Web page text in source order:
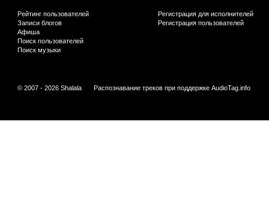
Рейтинг пользователей
Записи блогов
Афиша
Поиск пользователей
Поиск музыки
Регистрация для исполнителей
Регистрация пользователей
© 2007 - 2026 Shalala Распознавание треков при поддержке AudioTag.info